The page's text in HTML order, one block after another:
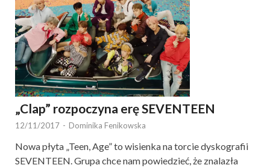
„Clap” rozpoczyna erę SEVENTEEN
12/11/2017 - Dominika Fenikowska
Nowa płyta „Teen, Age” to wisienka na torcie dyskografii
SEVENTEEN. Grupa chce nam powiedzieć, że znalazła